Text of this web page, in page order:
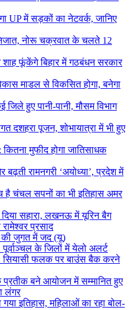
UP में सड़कों का नेटवर्क, जानिए
नोरू चक्रवात के चलते 12
शाह फूंकेंगे बिहार में गठबंधन सरकार
माडल से विकसित होगा, बनेगा
हुए पानी-पानी, मौसम विभाग
दशहरा पूजन, शोभायात्रा में भी हुए
मुफीद होगा जातिसाधक
बढ़ती रामनगरी ‘अयोध्या’, प्रदेश में
है चंचल सपनों का भी इतिहास अमर
दिया सहारा, लखनऊ में यूरिन बैग
प्रसाद
की जुगत में जद (यू)
के जिलों में येलो अलर्ट
सियासी फलक पर बाउंस बैक करने
प्रतीक बने आयोजन में सम्मानित हुए
लंगर
इतिहास, महिलाओं का रहा बोल-